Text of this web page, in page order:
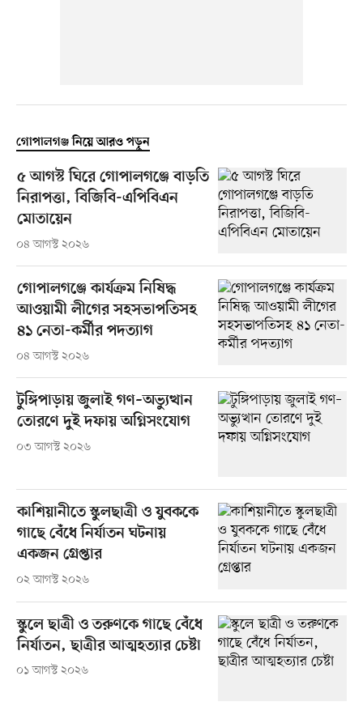
গোপালগঞ্জ নিয়ে আরও পড়ুন
৫ আগস্ট ঘিরে গোপালগঞ্জে বাড়তি
নিরাপত্তা, বিজিবি-এপিবিএন
মোতায়েন
০৪ আগস্ট ২০২৬
গোপালগঞ্জে কার্যক্রম নিষিদ্ধ
আওয়ামী লীগের সহসভাপতিসহ
৪১ নেতা-কর্মীর পদত্যাগ
০৪ আগস্ট ২০২৬
টুঙ্গিপাড়ায় জুলাই গণ–অভ্যুত্থান
তোরণে দুই দফায় অগ্নিসংযোগ
০৩ আগস্ট ২০২৬
কাশিয়ানীতে স্কুলছাত্রী ও যুবককে
গাছে বেঁধে নির্যাতন ঘটনায়
একজন গ্রেপ্তার
০২ আগস্ট ২০২৬
স্কুলে ছাত্রী ও তরুণকে গাছে বেঁধে
নির্যাতন, ছাত্রীর আত্মহত্যার চেষ্টা
০১ আগস্ট ২০২৬